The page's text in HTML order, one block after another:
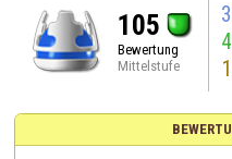
105
Bewertung
Mittelstufe